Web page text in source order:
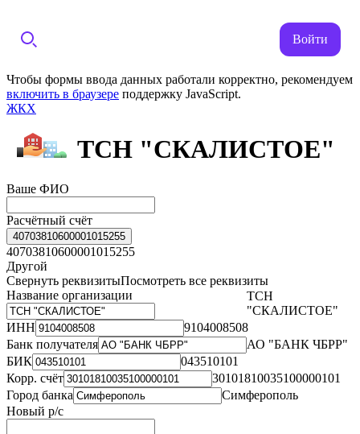
Войти
Чтобы формы ввода данных работали корректно, рекомендуем
включить в браузере поддержку JavaScript.
ЖКХ
ТСН "СКАЛИСТОЕ"
Ваше ФИО
Расчётный счёт
40703810600001015255
40703810600001015255
Другой
Свернуть реквизитыПосмотреть все реквизиты
Название организации
ТСН
"СКАЛИСТОЕ"
ИНН
9104008508
Банк получателя
АО "БАНК ЧБРР"
БИК
043510101
Корр. счёт
30101810035100000101
Город банка
Симферополь
Новый р/с